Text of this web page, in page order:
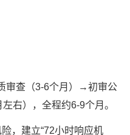
查（3-6个月）→初审公
右），全程约6-9个月。
，建立“72小时响应机